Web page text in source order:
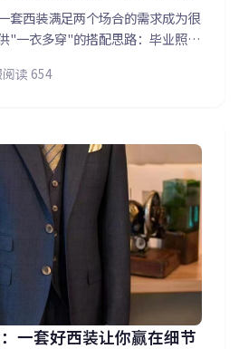
套西装满足两个场合的需求成为很
"一衣多穿"的搭配思路：毕业照与
仪场合的正式感，帮家长省心又省
阅读 654
一套好西装让你赢在细节